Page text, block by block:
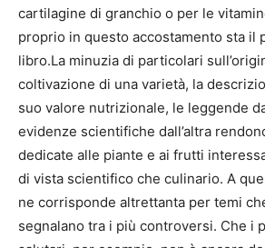
cartilagine di granchio o per le
proprio in questo accostamento sta il
libro.La minuzia di particolari
coltivazione di una varietà, la
suo valore nutrizionale, le leggende
evidenze scientifiche dall’altra
dedicate alle piante e ai frutti
di vista scientifico che culinario. A
ne corrisponde altrettanta per temi
segnalano tra i più controversi. Che i